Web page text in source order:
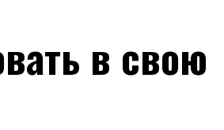
в свою